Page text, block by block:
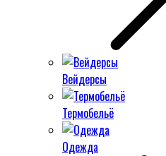
Вейдерсы
Термобельё
Одежда